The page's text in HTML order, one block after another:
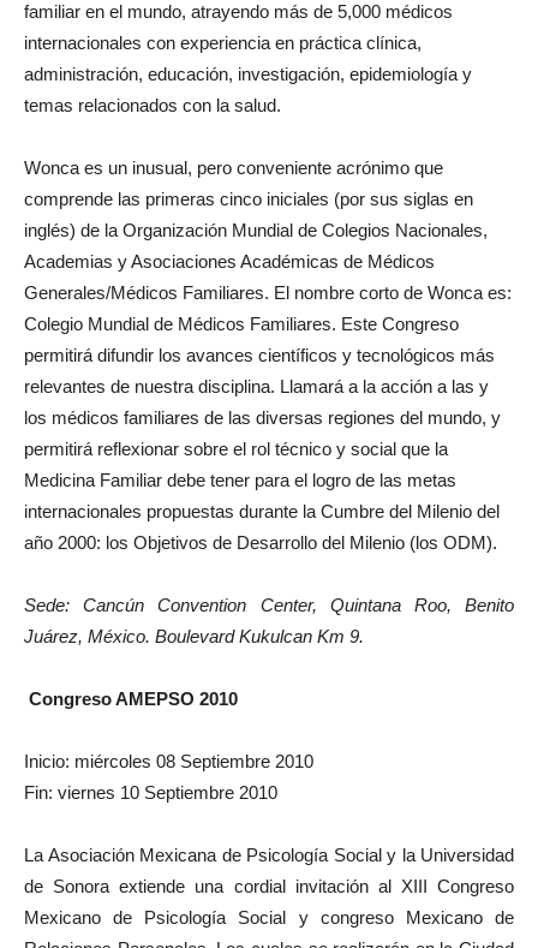
familiar en el mundo, atrayendo más de 5,000 médicos
internacionales con experiencia en práctica clínica,
administración, educación, investigación, epidemiología y
temas relacionados con la salud.
Wonca es un inusual, pero conveniente acrónimo que
comprende las primeras cinco iniciales (por sus siglas en
inglés) de la Organización Mundial de Colegios Nacionales,
Academias y Asociaciones Académicas de Médicos
Generales/Médicos Familiares. El nombre corto de Wonca es:
Colegio Mundial de Médicos Familiares. Este Congreso
permitirá difundir los avances científicos y tecnológicos más
relevantes de nuestra disciplina. Llamará a la acción a las y
los médicos familiares de las diversas regiones del mundo, y
permitirá reflexionar sobre el rol técnico y social que la
Medicina Familiar debe tener para el logro de las metas
internacionales propuestas durante la Cumbre del Milenio del
año 2000: los Objetivos de Desarrollo del Milenio (los ODM).
Sede: Cancún Convention Center, Quintana Roo, Benito
Juárez, México. Boulevard Kukulcan Km 9.
Congreso AMEPSO 2010
Inicio: miércoles 08 Septiembre 2010
Fin: viernes 10 Septiembre 2010
La Asociación Mexicana de Psicología Social y la Universidad
de Sonora extiende una cordial invitación al XIII Congreso
Mexicano de Psicología Social y congreso Mexicano de